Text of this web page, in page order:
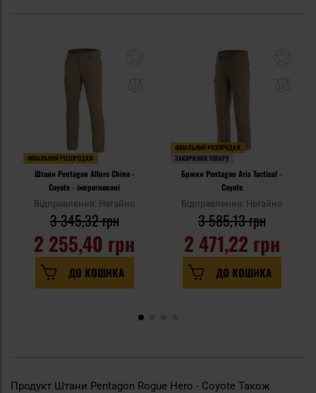
ФІНАЛЬНИЙ РОЗПРОДАЖ
Штани Pentagon Allure Chino -
Coyote - імпрегновані
Відправлення: Негайно
2 255,40 грн
3 345,32 грн
ДО КОШИКА
ФІНАЛЬНИЙ РОЗПРОДАЖ
ЗАКІНЧЕННЯ ТОВАРУ
Брюки Pentagon Aris Tactical -
Coyote
Відправлення: Негайно
2 471,22 грн
3 585,13 грн
ДО КОШИКА
Продукт Штани Pentagon Rogue Hero - Coyote Також